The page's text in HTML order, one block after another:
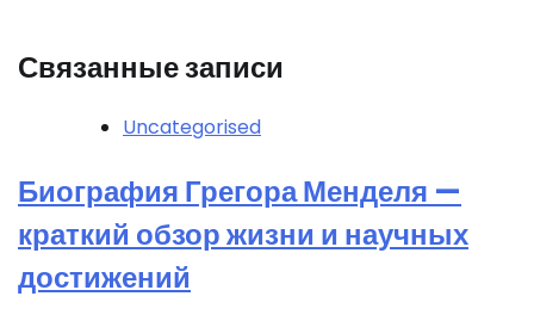
Связанные записи
Uncategorised
Биография Грегора Менделя —
краткий обзор жизни и научных
достижений